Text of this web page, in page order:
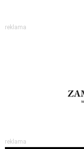
reklama
reklama